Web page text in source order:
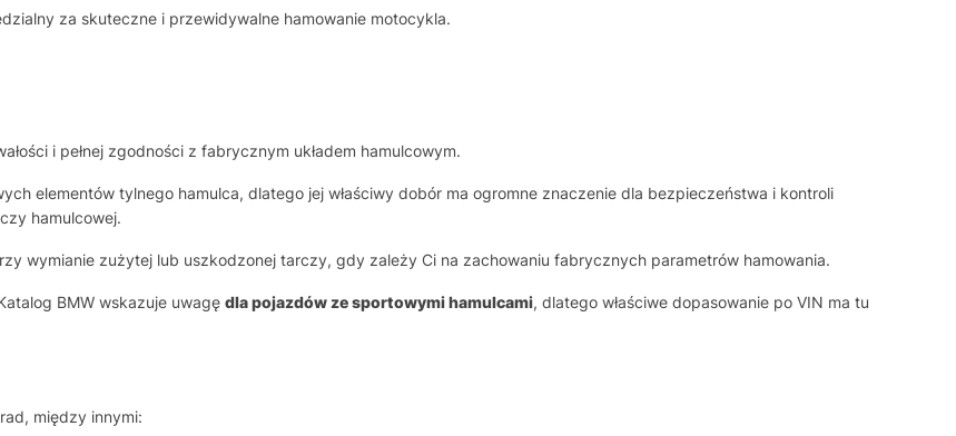
za skuteczne i przewidywalne hamowanie motocykla.
i pełnej zgodności z fabrycznym układem hamulcowym.
elementów tylnego hamulca, dlatego jej właściwy dobór ma ogromne znaczenie dla bezpieczeństwa i kontroli
hamulcowej.
wymianie zużytej lub uszkodzonej tarczy, gdy zależy Ci na zachowaniu fabrycznych parametrów hamowania.
BMW wskazuje uwagę dla pojazdów ze sportowymi hamulcami, dlatego właściwe dopasowanie po VIN ma tu
między innymi: